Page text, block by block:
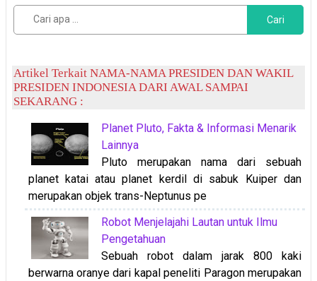
Cari
Artikel Terkait NAMA-NAMA PRESIDEN DAN WAKIL
PRESIDEN INDONESIA DARI AWAL SAMPAI
SEKARANG :
Planet Pluto, Fakta & Informasi Menarik
Lainnya
Pluto merupakan nama dari sebuah
planet katai atau planet kerdil di sabuk Kuiper dan
merupakan objek trans-Neptunus pe
Robot Menjelajahi Lautan untuk Ilmu
Pengetahuan
Sebuah robot dalam jarak 800 kaki
berwarna oranye dari kapal peneliti Paragon merupakan